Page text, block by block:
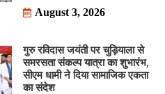
August 3, 2026
गुरु रविदास जयंती पर चुड़ियाला से
समरसता संकल्प यात्रा का शुभारंभ,
सीएम धामी ने दिया सामाजिक एकता
का संदेश